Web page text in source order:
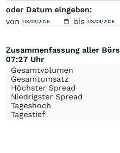
oder Datum eingeben:
von
bis
Zusammenfassung aller
07:27 Uhr
Gesamtvolumen
Gesamtumsatz
Höchster Spread
Niedrigster Spread
Tageshoch
Tagestief